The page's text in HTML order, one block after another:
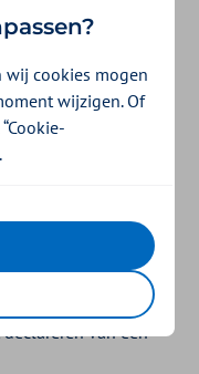
dit onderzoek
Het doel
diagnose te stellen
een intake en
kunt bij nieuwe
van een
wij cookies mogen
wijzigen. Of